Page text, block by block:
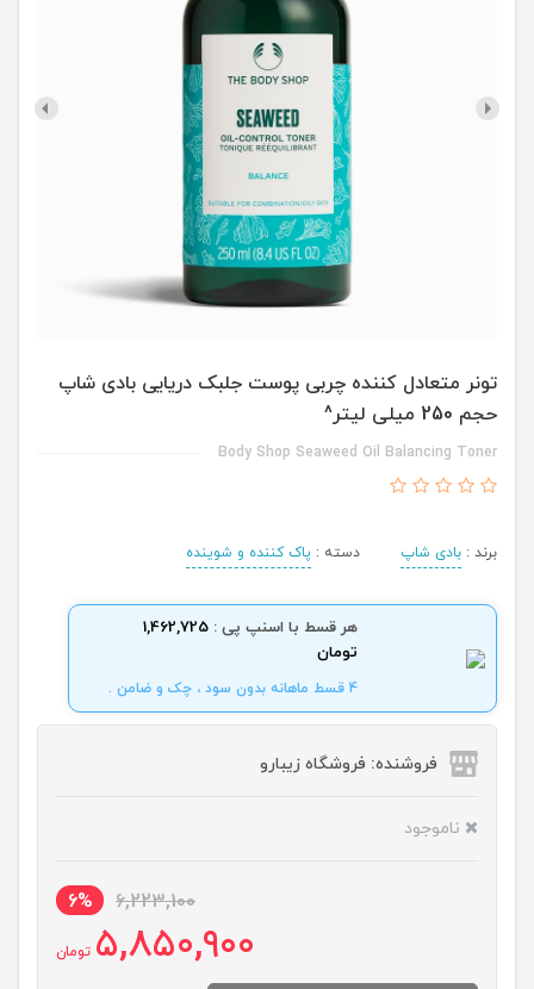
تونر متعادل کننده چربی پوست جلبک دریایی بادی شاپ
حجم 250 میلی لیتر^
Body Shop Seaweed Oil Balancing Toner
برند : بادی شاپ دسته : پاک کننده و شوینده
هر قسط با اسنپ پی : 1,462,725
تومان
4 قسط ماهانه بدون سود ، چک و ضامن .
فروشنده: فروشگاه زیبارو
ناموجود
6,223,100
6%
5,850,900 تومان